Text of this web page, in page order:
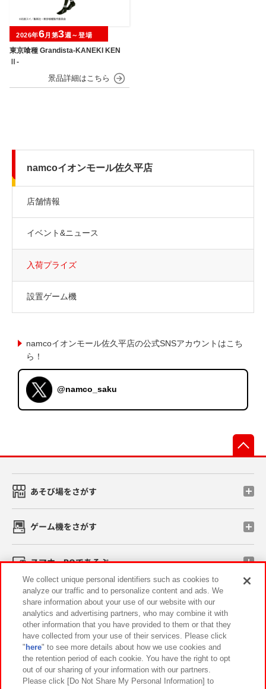
東京喰種 Grandista-KANEKI KEN
Ⅱ-
2026年6月第3週～登場
namcoイオンモール佐久平店
店舗情報
イベント&ニュース
入荷プライズ
設置ゲーム機
namcoイオンモール佐久平店の公式SNSアカウントはこち
ら！
@namco_saku
あそび場をさがす
ゲーム機をさがす
スマホ・PCであそぶ
イベント・キャンペーン
関連会社 サステナビリティ サイトポリシー
プライバシーポリシー ウェブアクセシビリティ方針と検証結果
We collect unique personal identifiers such as cookies to
analyze our traffic and to personalize content and ads. We
share information about your use of our website with our
analytics and advertising partners, who may combine it with
other information that you have provided to them or that they
have collected from your use of their services. Please click
" here" to see more details about how we use cookies and
the retention period of each cookie. You have the right to opt
out of our sharing of your information with our partners.
Please click [Do Not Share My Personal Information] to